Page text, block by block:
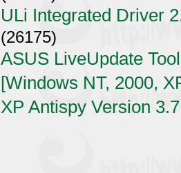
ULi Integrated Driver
(26175)
ASUS LiveUpdate
[Windows NT, 2000,
XP Antispy Version